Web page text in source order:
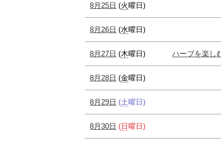
8月25日 (火曜日)
8月26日 (水曜日)
8月27日 (木曜日) ハーブを楽し
8月28日 (金曜日)
8月29日 (土曜日)
8月30日 (日曜日)